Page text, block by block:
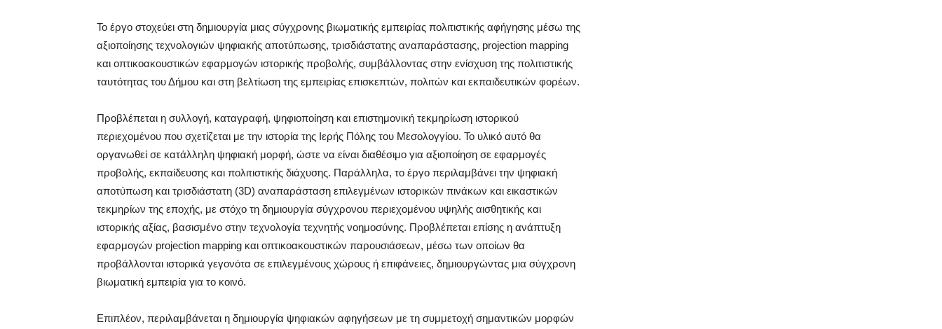
Το έργο στοχεύει στη δημιουργία μιας σύγχρονης βιωματικής εμπειρίας πολιτιστικής αφήγησης μέσω της
αξιοποίησης τεχνολογιών ψηφιακής αποτύπωσης, τρισδιάστατης αναπαράστασης, projection mapping
και οπτικοακουστικών εφαρμογών ιστορικής προβολής, συμβάλλοντας στην ενίσχυση της πολιτιστικής
ταυτότητας του Δήμου και στη βελτίωση της εμπειρίας επισκεπτών, πολιτών και εκπαιδευτικών φορέων.
Προβλέπεται η συλλογή, καταγραφή, ψηφιοποίηση και επιστημονική τεκμηρίωση ιστορικού
περιεχομένου που σχετίζεται με την ιστορία της Ιερής Πόλης του Μεσολογγίου. Το υλικό αυτό θα
οργανωθεί σε κατάλληλη ψηφιακή μορφή, ώστε να είναι διαθέσιμο για αξιοποίηση σε εφαρμογές
προβολής, εκπαίδευσης και πολιτιστικής διάχυσης. Παράλληλα, το έργο περιλαμβάνει την ψηφιακή
αποτύπωση και τρισδιάστατη (3D) αναπαράσταση επιλεγμένων ιστορικών πινάκων και εικαστικών
τεκμηρίων της εποχής, με στόχο τη δημιουργία σύγχρονου περιεχομένου υψηλής αισθητικής και
ιστορικής αξίας, βασισμένο στην τεχνολογία τεχνητής νοημοσύνης. Προβλέπεται επίσης η ανάπτυξη
εφαρμογών projection mapping και οπτικοακουστικών παρουσιάσεων, μέσω των οποίων θα
προβάλλονται ιστορικά γεγονότα σε επιλεγμένους χώρους ή επιφάνειες, δημιουργώντας μια σύγχρονη
βιωματική εμπειρία για το κοινό.
Επιπλέον, περιλαμβάνεται η δημιουργία ψηφιακών αφηγήσεων με τη συμμετοχή σημαντικών μορφών